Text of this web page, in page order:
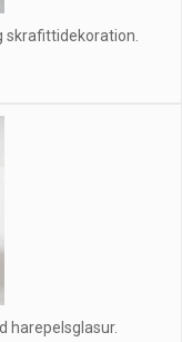
skrafittidekoration.
harepelsglasur.